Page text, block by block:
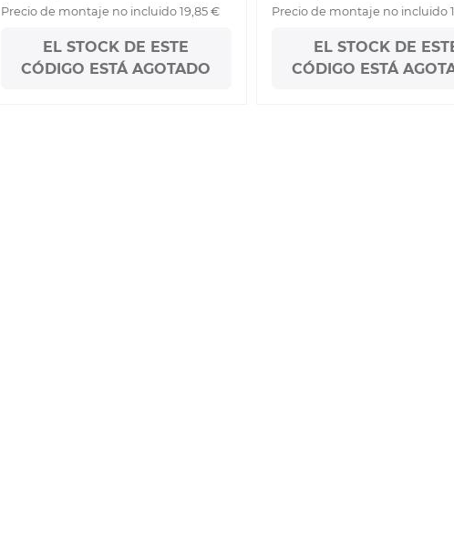
Precio de montaje no incluido 19,85 €
EL STOCK DE ESTE
CÓDIGO ESTÁ AGOTADO
Precio de montaje no incluido
EL STOCK DE
CÓDIGO ESTÁ